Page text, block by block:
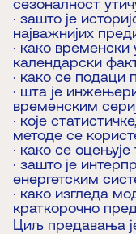
· зашто је
најважнијих
· како
календарски
· како се подаци
· шта је
временским
· које
методе се
· како се
· зашто је
енергетским
· како изгледа
краткорочно
Циљ предавања